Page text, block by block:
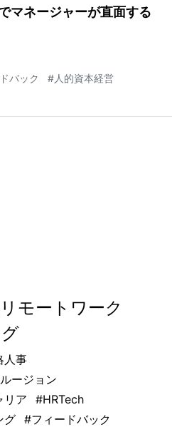
マネージャーが直面する
バック #人的資本経営
リモートワーク
人事
ージョン
リア #HRTech
グ #フィードバック